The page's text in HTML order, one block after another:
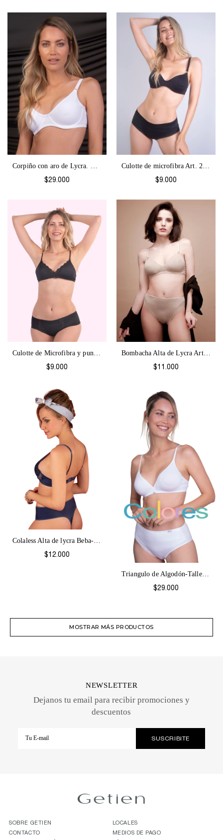
Corpiño con aro de Lycra. Beba-1309
$29.000
Culotte de microfibra Art. 2394
$9.000
Culotte de Microfibra y puntilla Angels...
$9.000
Bombacha Alta de Lycra Art. 2307
$11.000
Colaless Alta de lycra Beba-524
$12.000
Triangulo de Algodón-Talles grandes Colo...
$29.000
MOSTRAR MÁS PRODUCTOS
NEWSLETTER
Dejanos tu email para recibir promociones y
descuentos
SOBRE GETIEN
LOCALES
CONTACTO
MEDIOS DE PAGO